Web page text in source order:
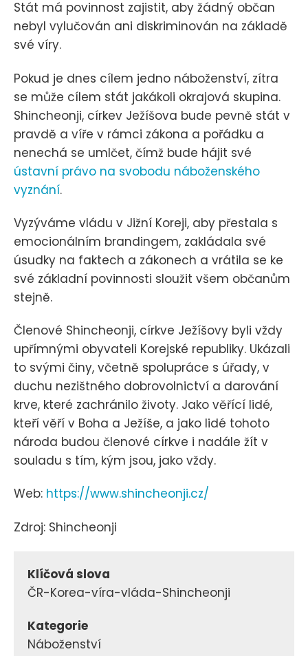
Stát má povinnost zajistit, aby žádný občan
nebyl vylučován ani diskriminován na základě
své víry.
Pokud je dnes cílem jedno náboženství, zítra
se může cílem stát jakákoli okrajová skupina.
Shincheonji, církev Ježíšova bude pevně stát v
pravdě a víře v rámci zákona a pořádku a
nenechá se umlčet, čímž bude hájit své
ústavní právo na svobodu náboženského
vyznání.
Vyzýváme vládu v Jižní Koreji, aby přestala s
emocionálním brandingem, zakládala své
úsudky na faktech a zákonech a vrátila se ke
své základní povinnosti sloužit všem občanům
stejně.
Členové Shincheonji, církve Ježíšovy byli vždy
upřímnými obyvateli Korejské republiky. Ukázali
to svými činy, včetně spolupráce s úřady, v
duchu nezištného dobrovolnictví a darování
krve, které zachránilo životy. Jako věřící lidé,
kteří věří v Boha a Ježíše, a jako lidé tohoto
národa budou členové církve i nadále žít v
souladu s tím, kým jsou, jako vždy.
Web: https://www.shincheonji.cz/
Zdroj: Shincheonji
Klíčová slova
ČR-Korea-víra-vláda-Shincheonji
Kategorie
Náboženství